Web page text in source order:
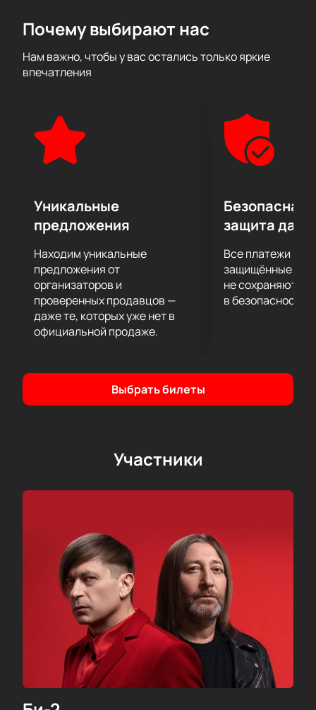
жизнью и будучи помимо своего творческого пути
увлечениями.
Ощутите невероятную энергетику, драйв, и
останется с вами надолго.
Почему выбирают нас
Нам важно, чтобы у вас остались только яркие
впечатления
Уникальные
предложения
Находим уникальные
предложения от
организаторов и
проверенных продавцов —
даже те, которых уже нет в
официальной продаже.
Безопасная
защита
Все платежи
защищённые
не сохраняются
в безопасности.
Выбрать билеты
Участники